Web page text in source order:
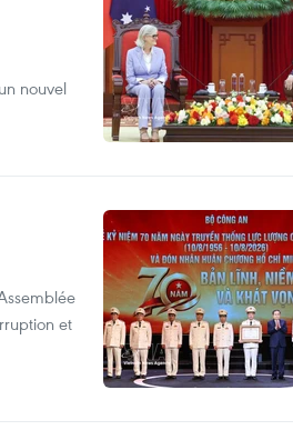
nouvel
et